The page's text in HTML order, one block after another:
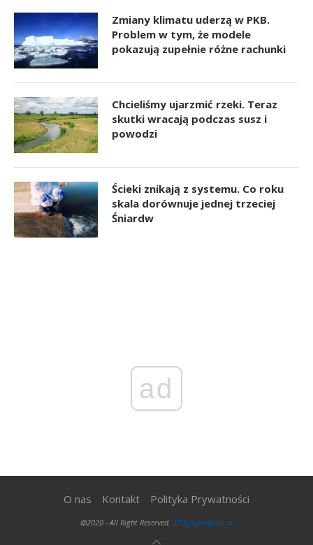
Zmiany klimatu uderzą w PKB.
Problem w tym, że modele
pokazują zupełnie różne rachunki
Chcieliśmy ujarzmić rzeki. Teraz
skutki wracają podczas susz i
powodzi
Ścieki znikają z systemu. Co roku
skala dorównuje jednej trzeciej
Śniardw
ad
O nas Kontakt Polityka Prywatności
@2020 - All Right Reserved. 300gospodarka.pl